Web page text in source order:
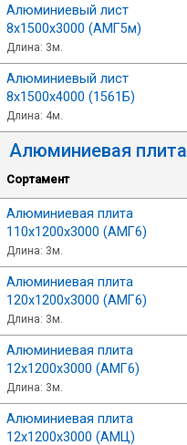
Алюминиевый лист
8х1500х3000 (АМГ5м)
Длина: 3м.
Алюминиевый лист
8х1500х4000 (1561Б)
Длина: 4м.
Алюминиевая плита
Сортамент
Алюминиевая плита
110х1200х3000 (АМГ6)
Длина: 3м.
Алюминиевая плита
120х1200х3000 (АМГ6)
Длина: 3м.
Алюминиевая плита
12х1200х3000 (АМГ6)
Длина: 3м.
Алюминиевая плита
12х1200х3000 (АМЦ)